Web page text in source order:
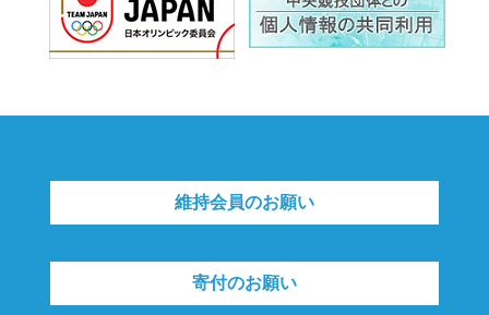
維持会員のお願い
寄付のお願い